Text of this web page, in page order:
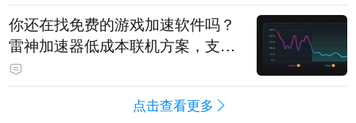
你还在找免费的游戏加速软件吗？
雷神加速器低成本联机方案，支持
免费试用
点击查看更多